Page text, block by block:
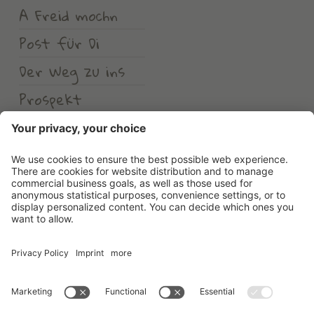
A Freid mochn
Post für Di
Der Weg zu ins
Prospekt
Wetter
Erlebnishotel Waltershof